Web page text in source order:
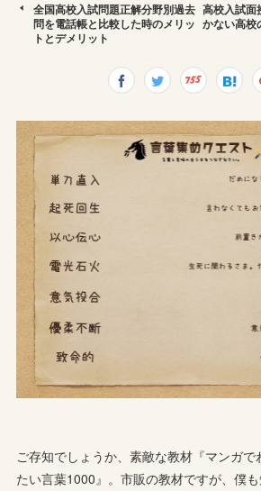
全国高校入試問題正解分野別過去
問を電話帳と比較した時のメリッ
トとデメリット
高校入試面
かない高校
ご存知でしょうか、素敵な教材『マンガで
たい言葉1000』。市販の教材ですが、僕